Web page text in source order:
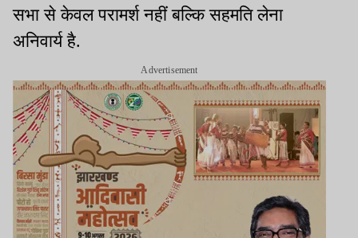
सभा से केवल परामर्श नहीं बल्कि सहमति लेना
अनिवार्य है.
Advertisement